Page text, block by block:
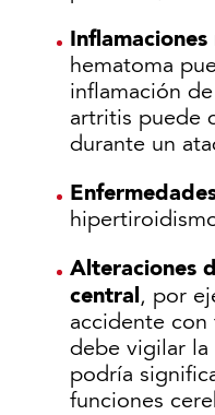
hematoma
inflamación
artritis puede
durante un
Alteraciones
central, por
accidente con
debe vigilar
podría
funciones